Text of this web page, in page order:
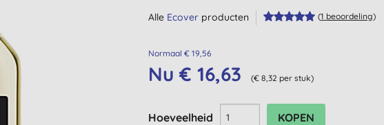
Alle Ecover producten (1 beoordeling)
Normaal € 19,56
Nu € 16,63 (€ 8,32 per stuk)
Hoeveelheid